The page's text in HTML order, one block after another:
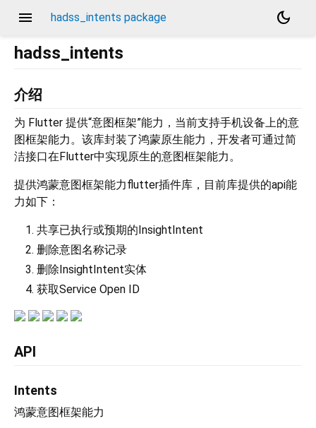
menu hadss_intents package
dark_mode
hadss_intents
介绍
为 Flutter 提供“意图框架”能力，当前支持手机设备上的意
图框架能力。该库封装了鸿蒙原生能力，开发者可通过简
洁接口在Flutter中实现原生的意图框架能力。
提供鸿蒙意图框架能力flutter插件库，目前库提供的api能
力如下：
共享已执行或预期的InsightIntent
删除意图名称记录
删除InsightIntent实体
获取Service Open ID
API
Intents
鸿蒙意图框架能力